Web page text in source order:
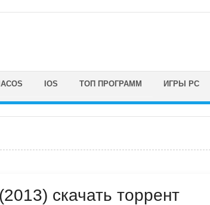
IOS ТОП ПРОГРАММ ИГРЫ PC
скачать торрент